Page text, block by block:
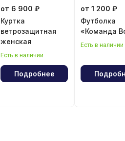
от 6 900 ₽
Куртка
ветрозащитная
женская
Есть в наличии
Подробнее
от 1 200 ₽
Футболка
«Команда
Есть в наличии